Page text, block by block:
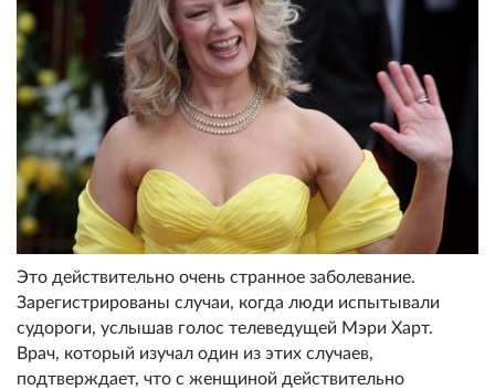
Это действительно очень странное заболевание.
Зарегистрированы случаи, когда люди испытывали
судороги, услышав голос телеведущей Мэри Харт.
Врач, который изучал один из этих случаев,
подтверждает, что с женщиной действительно